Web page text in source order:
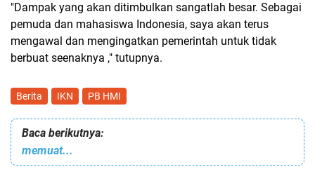
"Dampak yang akan ditimbulkan sangatlah besar. Sebagai
pemuda dan mahasiswa Indonesia, saya akan terus
mengawal dan mengingatkan pemerintah untuk tidak
berbuat seenaknya ," tutupnya.
Berita IKN PB HMI
Baca berikutnya:
memuat...